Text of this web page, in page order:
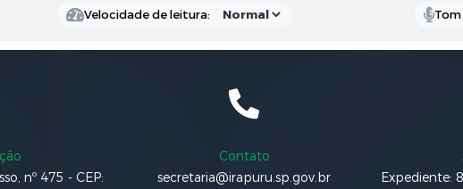
Velocidade de leitura: Tom
nº 475 - CEP:
Contato
secretaria@irapuru.sp.gov.br
Expediente: